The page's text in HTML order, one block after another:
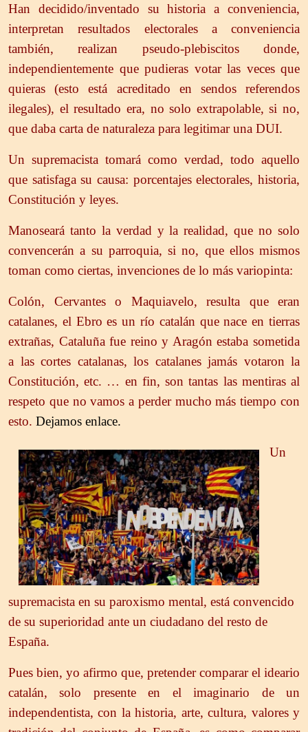
Han decidido/inventado su historia a conveniencia,
interpretan resultados electorales a conveniencia
también, realizan pseudo-plebiscitos donde,
independientemente que pudieras votar las veces que
quieras (esto está acreditado en sendos referendos
ilegales), el resultado era, no solo extrapolable, si no,
que daba carta de naturaleza para legitimar una DUI.
Un supremacista tomará como verdad, todo aquello
que satisfaga su causa: porcentajes electorales, historia,
Constitución y leyes.
Manoseará tanto la verdad y la realidad, que no solo
convencerán a su parroquia, si no, que ellos mismos
toman como ciertas, invenciones de lo más variopinta:
Colón, Cervantes o Maquiavelo, resulta que eran
catalanes, el Ebro es un río catalán que nace en tierras
extrañas, Cataluña fue reino y Aragón estaba sometida
a las cortes catalanas, los catalanes jamás votaron la
Constitución, etc. … en fin, son tantas las mentiras al
respeto que no vamos a perder mucho más tiempo con
esto. Dejamos enlace.
Un
supremacista en su paroxismo mental, está convencido
de su superioridad ante un ciudadano del resto de
España.
Pues bien, yo afirmo que, pretender comparar el ideario
catalán, solo presente en el imaginario de un
independentista, con la historia, arte, cultura, valores y